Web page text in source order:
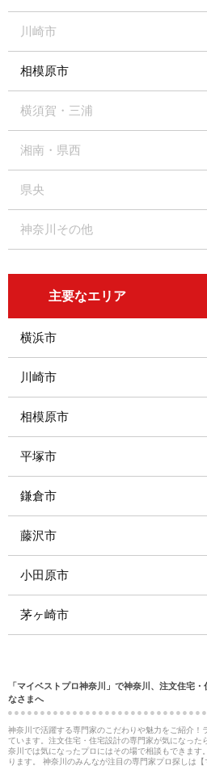
川崎市
相模原市
横須賀・三浦
湘南・県西
県央
神奈川その他
主要なエリア
横浜市
川崎市
相模原市
平塚市
鎌倉市
藤沢市
小田原市
茅ヶ崎市
「マイベストプロ神奈川」で神奈川、注文住宅
なさまへ
神奈川で活躍する専門家のこだわりや魅力をご紹介！
ています。注文住宅・住宅設計の専門家が気になった
奈川では気になったプロにはその場で相談もできます
ります。 神奈川のみんなが注目の専門家プロ探しは【